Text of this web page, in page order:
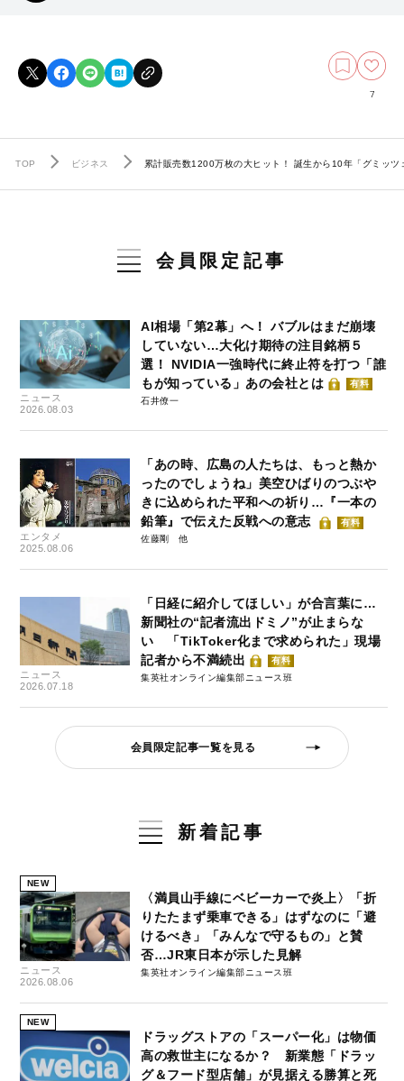
7
TOP ビジネス 累計販売数1200万枚の大ヒット！ 誕生から10年「グミッツ
会員限定記事
ニュース
2026.08.03
AI相場「第2幕」へ！ バブルはまだ崩壊
していない…大化け期待の注目銘柄５
選！ NVIDIA一強時代に終止符を打つ「誰
もが知っている」あの会社とは
有料
石井僚一
エンタメ
2025.08.06
「あの時、広島の人たちは、もっと熱か
ったのでしょうね」美空ひばりのつぶや
きに込められた平和への祈り…『一本の
鉛筆』で伝えた反戦への意志
有料
佐藤剛
ニュース
2026.07.18
「日経に紹介してほしい」が合言葉に…
新聞社の“記者流出ドミノ”が止まらな
い 「TikToker化まで求められた」現場
記者から不満続出
有料
集英社オンライン編集部ニュース班
会員限定記事一覧を見る
新着記事
NEW
ニュース
2026.08.06
〈満員山手線にベビーカーで炎上〉「折
りたたまず乗車できる」はずなのに「避
けるべき」「みんなで守るもの」と賛
否…JR東日本が示した見解
集英社オンライン編集部ニュース班
NEW
ドラッグストアの「スーパー化」は物価
高の救世主になるか？ 新業態「ドラッ
グ＆フード型店舗」が見据える勝算と死